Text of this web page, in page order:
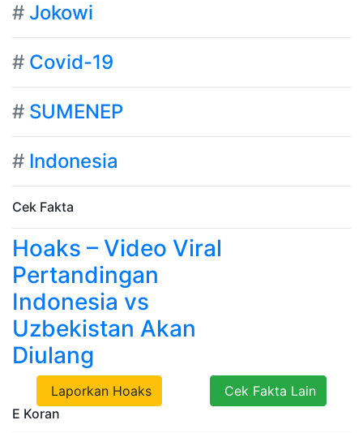
# Jokowi
# Covid-19
# SUMENEP
# Indonesia
Cek Fakta
Hoaks – Video Viral
Pertandingan
Indonesia vs
Uzbekistan Akan
Diulang
Laporkan Hoaks
Cek Fakta Lain
E Koran